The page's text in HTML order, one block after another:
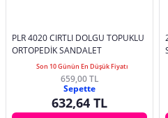
PLR 4020 CIRTLI DOLGU TOPUKLU
ORTOPEDİK SANDALET
Son 10 Günün En Düşük Fiyatı
659,00 TL
Sepette
632,64 TL